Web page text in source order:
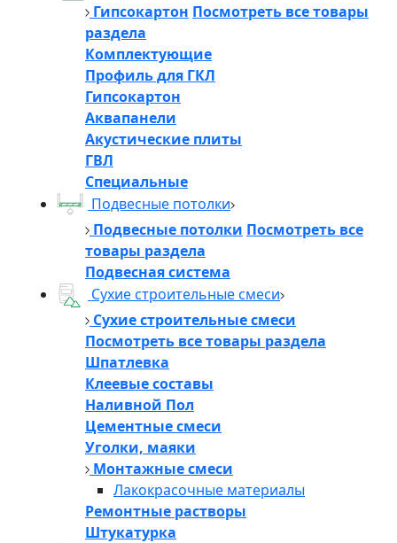
Гипсокартон Посмотреть все товары
раздела
Комплектующие
Профиль для ГКЛ
Гипсокартон
Аквапанели
Акустические плиты
ГВЛ
Специальные
Подвесные потолки
Подвесные потолки Посмотреть все
товары раздела
Подвесная система
Сухие строительные смеси
Сухие строительные смеси
Посмотреть все товары раздела
Шпатлевка
Клеевые составы
Наливной Пол
Цементные смеси
Уголки, маяки
Монтажные смеси
Лакокрасочные материалы
Ремонтные растворы
Штукатурка